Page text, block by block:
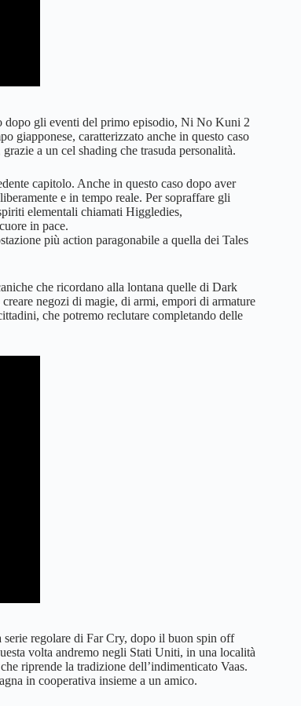
dopo gli eventi del primo episodio, Ni No Kuni 2
giapponese, caratterizzato anche in questo caso
a un cel shading che trasuda personalità.
capitolo. Anche in questo caso dopo aver
e in tempo reale. Per sopraffare gli
elementali chiamati Higgledies,
in pace.
più action paragonabile a quella dei Tales
che ricordano alla lontana quelle di Dark
negozi di magie, di armi, empori di armature
che potremo reclutare completando delle
regolare di Far Cry, dopo il buon spin off
volta andremo negli Stati Uniti, in una località
riprende la tradizione dell’indimenticato Vaas.
in cooperativa insieme a un amico.